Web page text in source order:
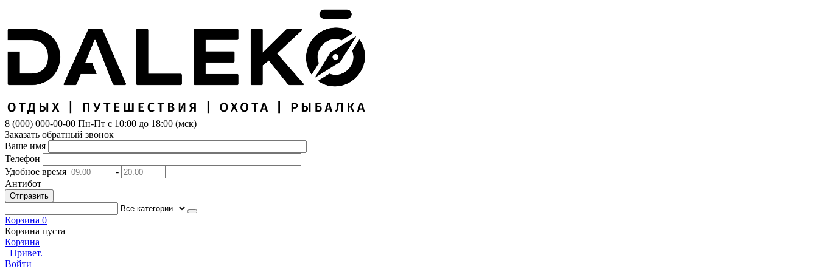
8 (000) 000-00-00 Пн-Пт с 10:00 до 18:00 (мск)
Заказать обратный звонок
Ваше имя
Телефон
Удобное время
-
Антибот
Отправить
Корзина 0
Корзина пуста
Корзина
Привет.
Войти